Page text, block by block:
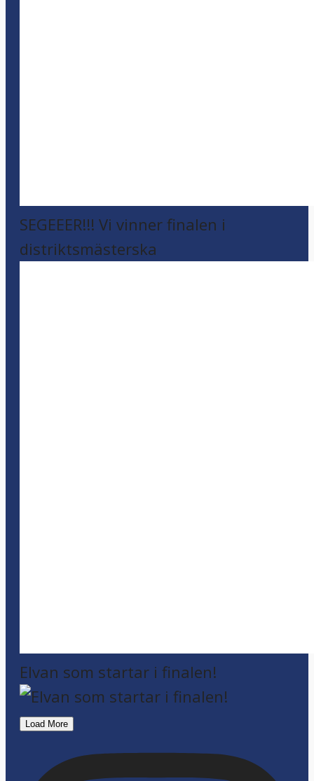
SEGEEER!!! Vi vinner finalen i
distriktsmästerska
Elvan som startar i finalen!
Load More